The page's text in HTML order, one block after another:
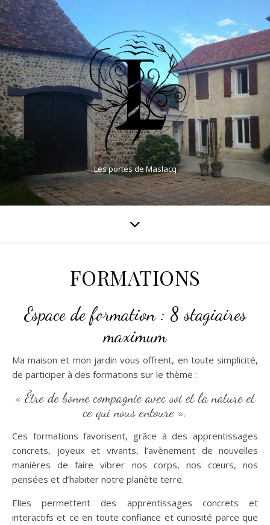
Les portes de Maslacq
FORMATIONS
Espace de formation : 8 stagiaires
maximum
Ma maison et mon jardin vous offrent, en toute simplicité,
de participer à des formations sur le thème :
« Être de bonne compagnie avec soi et la nature et
ce qui nous entoure ».
Ces formations favorisent, grâce à des apprentissages
concrets, joyeux et vivants, l’avènement de nouvelles
manières de faire vibrer nos corps, nos cœurs, nos
pensées et d’habiter notre planète terre.
Elles permettent des apprentissages concrets et
interactifs et ce en toute confiance et curiosité parce que